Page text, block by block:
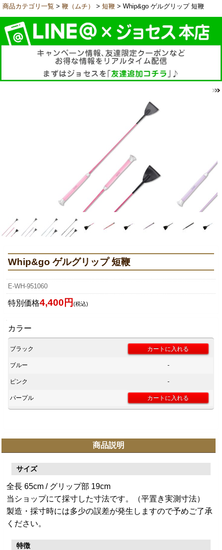
商品カテゴリ一覧 > 鞭（ムチ） > 短鞭 > Whip&go ゲルグリップ 短鞭
Whip&go ゲルグリップ 短鞭
E-WH-951060
特別価格4,400円 (税込)
カラー
ブラック
ブルー -
ピンク -
パープル
商品説明
サイズ
全長 65cm / グリップ部 19cm
当ショップにて採寸した寸法です。（平置き実測寸法）
製造・採寸時には多少の誤差が発生しますので予めご了承
ください。
特徴